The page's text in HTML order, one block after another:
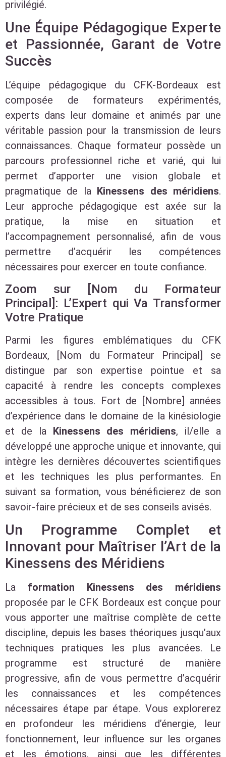
privilégié.
Une Équipe Pédagogique Experte
et Passionnée, Garant de Votre
Succès
L’équipe pédagogique du CFK-Bordeaux est
composée de formateurs expérimentés,
experts dans leur domaine et animés par une
véritable passion pour la transmission de leurs
connaissances. Chaque formateur possède un
parcours professionnel riche et varié, qui lui
permet d’apporter une vision globale et
pragmatique de la Kinessens des méridiens.
Leur approche pédagogique est axée sur la
pratique, la mise en situation et
l’accompagnement personnalisé, afin de vous
permettre d’acquérir les compétences
nécessaires pour exercer en toute confiance.
Zoom sur [Nom du Formateur
Principal]: L’Expert qui Va Transformer
Votre Pratique
Parmi les figures emblématiques du CFK
Bordeaux, [Nom du Formateur Principal] se
distingue par son expertise pointue et sa
capacité à rendre les concepts complexes
accessibles à tous. Fort de [Nombre] années
d’expérience dans le domaine de la kinésiologie
et de la Kinessens des méridiens, il/elle a
développé une approche unique et innovante, qui
intègre les dernières découvertes scientifiques
et les techniques les plus performantes. En
suivant sa formation, vous bénéficierez de son
savoir-faire précieux et de ses conseils avisés.
Un Programme Complet et
Innovant pour Maîtriser l’Art de la
Kinessens des Méridiens
La formation Kinessens des méridiens
proposée par le CFK Bordeaux est conçue pour
vous apporter une maîtrise complète de cette
discipline, depuis les bases théoriques jusqu’aux
techniques pratiques les plus avancées. Le
programme est structuré de manière
progressive, afin de vous permettre d’acquérir
les connaissances et les compétences
nécessaires étape par étape. Vous explorerez
en profondeur les méridiens d’énergie, leur
fonctionnement, leur influence sur les organes
et les émotions, ainsi que les différentes